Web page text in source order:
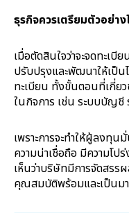
ธุรกิจควรเตรียมตัวอย่า
เมื่อตัดสินใจว่าจะจดทะเ
ปรับปรุงและพัฒนาให้เป็น
ทะเบียน ทั้งขั้นตอนที่เกี่ย
ในกิจการ เช่น ระบบบัญชี
เพราะการจะทำให้ผู้ลงทุน
ความน่าเชื่อถือ มีความโป
เห็นว่าบริษัทมีการจัดสรร
คุณสมบัติพร้อมและเป็นม